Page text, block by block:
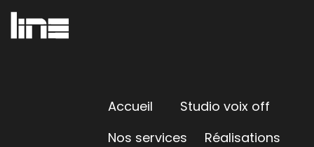
Accueil
Studio voix off
Nos services
Réalisations